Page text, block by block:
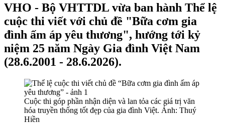
VHO - Bộ VHTTDL vừa ban hành Thể lệ
cuộc thi viết với chủ đề "Bữa cơm gia
đình ấm áp yêu thương", hướng tới kỷ
niệm 25 năm Ngày Gia đình Việt Nam
(28.6.2001 - 28.6.2026).
Cuộc thi góp phần nhận diện và lan tỏa các giá trị văn
hóa truyền thống tốt đẹp của gia đình Việt. Ảnh: Thuý
Hiền